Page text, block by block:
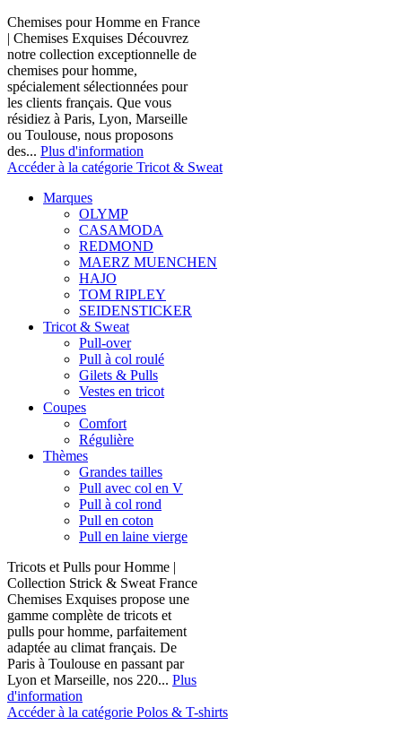
Chemises pour Homme en France
| Chemises Exquises Découvrez
notre collection exceptionnelle de
chemises pour homme,
spécialement sélectionnées pour
les clients français. Que vous
résidiez à Paris, Lyon, Marseille
ou Toulouse, nous proposons
des... Plus d'information
Accéder à la catégorie Tricot & Sweat
Marques
OLYMP
CASAMODA
REDMOND
MAERZ MUENCHEN
HAJO
TOM RIPLEY
SEIDENSTICKER
Tricot & Sweat
Pull-over
Pull à col roulé
Gilets & Pulls
Vestes en tricot
Coupes
Comfort
Régulière
Thèmes
Grandes tailles
Pull avec col en V
Pull à col rond
Pull en coton
Pull en laine vierge
Tricots et Pulls pour Homme |
Collection Strick & Sweat France
Chemises Exquises propose une
gamme complète de tricots et
pulls pour homme, parfaitement
adaptée au climat français. De
Paris à Toulouse en passant par
Lyon et Marseille, nos 220... Plus
d'information
Accéder à la catégorie Polos & T-shirts